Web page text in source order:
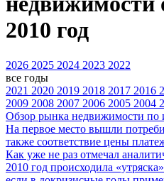
2010 год
2026 2025 2024 2023 2022
все годы
2021 2020 2019 2018 2017 2016
2009 2008 2007 2006 2005 2004
Обзор рынка недвижимости по
На первое место вышли
также соответствие цены
Как уже не раз отмечал
2010 год происходила